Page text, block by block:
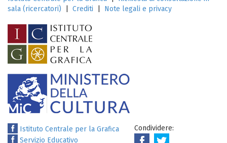
sala (ricercatori)
Crediti Note legali e privacy
Istituto Centrale per la Grafica
Servizio Educativo
Condividere: